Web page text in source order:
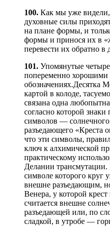
100. Как мы уже
духовные силы
на плане формы, и
формы и принося их в
перевести их обратно
101. Упомянутые
попеременно
обозначениях.Десятка
картой в колоде,
связана одна
согласно которой знаки
символов — солнечного
разъедающего «Креста
что эти символы,
ключ к алхимической
практическому
Делании
символе которого круг
внешне разъедающим,
Венера, у которой крест
считается внешне
разъедающей или, по
сладкой, в утробе —